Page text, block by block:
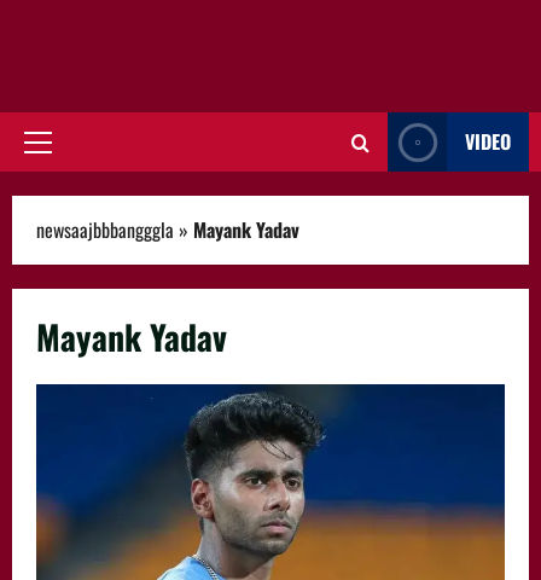
Primary
VIDEO
newsaajbbbangggla » Mayank Yadav
Mayank Yadav